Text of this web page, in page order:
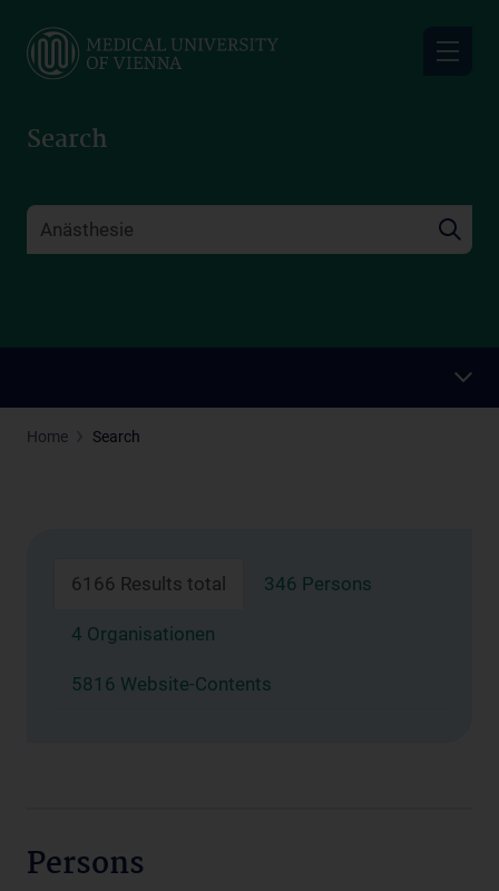
main
Search
Home Search
6166 Results total 346 Persons
4 Organisationen
5816 Website-Contents
Persons